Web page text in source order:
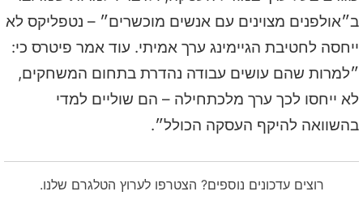
ב״אולפנים מצוינים עם אנשים מוכשרים״ – נטפליקס לא
ייחסה לחטיבת הגיימינג ערך אמיתי. עוד אמר פיטרס כי:
״למרות שהם עושים עבודה נהדרת בתחום המשחקים,
לא ייחסו לכך ערך מלכתחילה – הם שוליים למדי
בהשוואה להיקף העסקה הכולל״.
רוצים עדכונים נוספים? הצטרפו לערוץ הטלגרם שלנו.